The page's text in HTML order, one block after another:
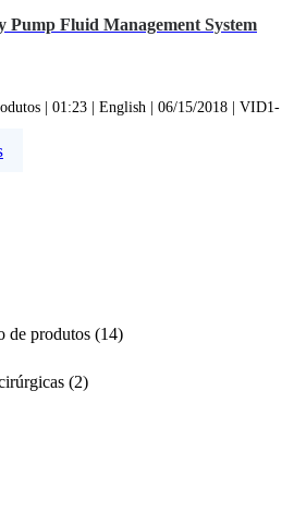
Fluid Management System
| 01:23 | English | 06/15/2018 | VID1-
de produtos (14)
(2)